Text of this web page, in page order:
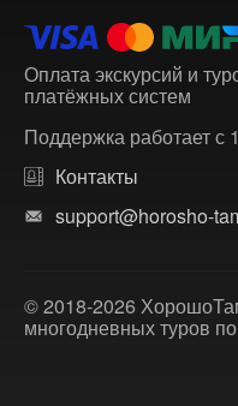
Оплата экскурсий и
платёжных систем
Поддержка работает с
Контакты
support@horosho-
© 2018-2026
многодневных туров